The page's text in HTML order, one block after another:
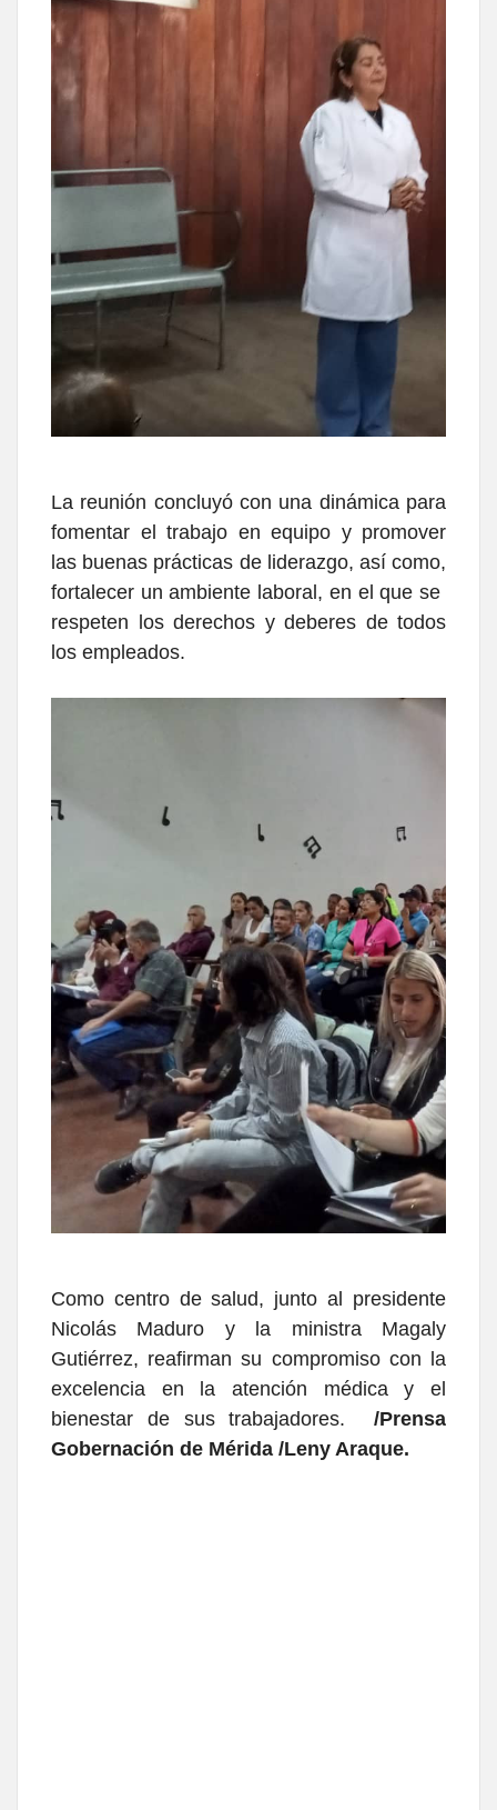
La reunión concluyó con una dinámica para
fomentar el trabajo en equipo y promover
las buenas prácticas de liderazgo, así como,
fortalecer un ambiente laboral, en el que se
respeten los derechos y deberes de todos
los empleados.
Como centro de salud, junto al presidente
Nicolás Maduro y la ministra Magaly
Gutiérrez, reafirman su compromiso con la
excelencia en la atención médica y el
bienestar de sus trabajadores. /Prensa
Gobernación de Mérida /Leny Araque.